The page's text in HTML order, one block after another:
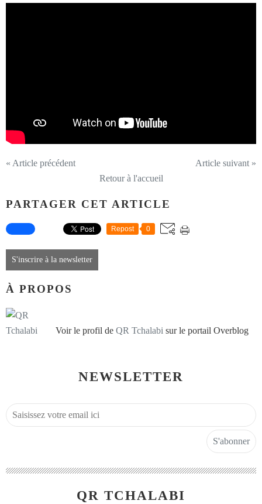
« Article précédent
Article suivant »
Retour à l'accueil
PARTAGER CET ARTICLE
Repost 0
S'inscrire à la newsletter
À PROPOS
Voir le profil de QR Tchalabi sur le portail Overblog
NEWSLETTER
QR TCHALABI